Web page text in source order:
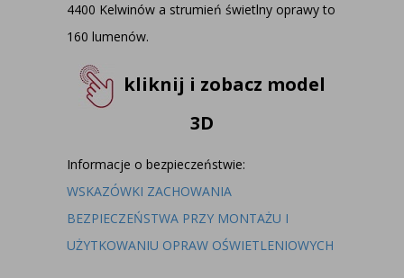
4400 Kelwinów a strumień świetlny oprawy to
160 lumenów.
kliknij i zobacz model
3D
Informacje o bezpieczeństwie:
WSKAZÓWKI ZACHOWANIA
BEZPIECZEŃSTWA PRZY MONTAŻU I
UŻYTKOWANIU OPRAW OŚWIETLENIOWYCH